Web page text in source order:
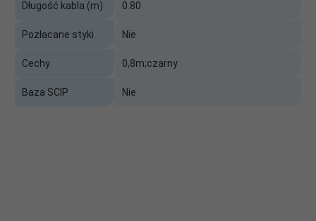
Długość kabla (m) 0.80
Pozłacane styki Nie
Cechy 0,8m;czarny
Baza SCIP Nie